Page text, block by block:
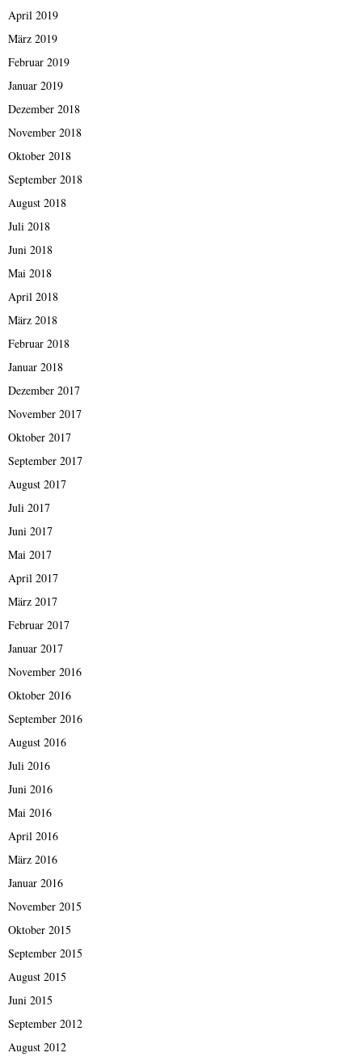
April 2019
März 2019
Februar 2019
Januar 2019
Dezember 2018
November 2018
Oktober 2018
September 2018
August 2018
Juli 2018
Juni 2018
Mai 2018
April 2018
März 2018
Februar 2018
Januar 2018
Dezember 2017
November 2017
Oktober 2017
September 2017
August 2017
Juli 2017
Juni 2017
Mai 2017
April 2017
März 2017
Februar 2017
Januar 2017
November 2016
Oktober 2016
September 2016
August 2016
Juli 2016
Juni 2016
Mai 2016
April 2016
März 2016
Januar 2016
November 2015
Oktober 2015
September 2015
August 2015
Juni 2015
September 2012
August 2012